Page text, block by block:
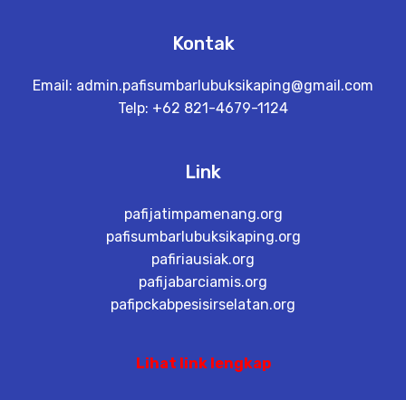
Kontak
Email: admin.pafisumbarlubuksikaping@gmail.com
Telp: +62 821-4679-1124
Link
pafijatimpamenang.org
pafisumbarlubuksikaping.org
pafiriausiak.org
pafijabarciamis.org
pafipckabpesisirselatan.org
Lihat link lengkap